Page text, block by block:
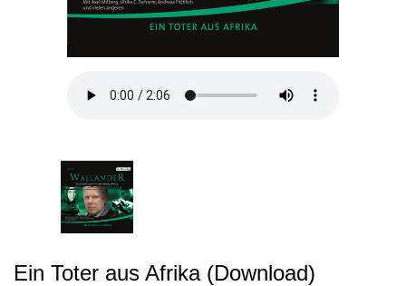
Ein Toter aus Afrika (Download)